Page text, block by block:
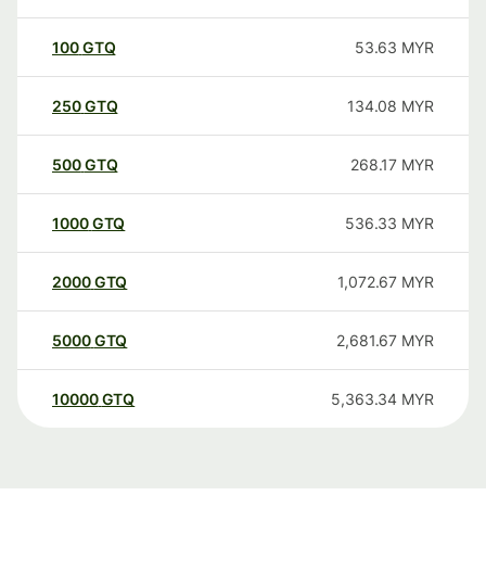
100GTQ 53.63 MYR
250GTQ 134.08 MYR
500GTQ 268.17 MYR
1000GTQ 536.33 MYR
2000GTQ 1,072.67 MYR
5000GTQ 2,681.67 MYR
10000 GTQ 5,363.34 MYR